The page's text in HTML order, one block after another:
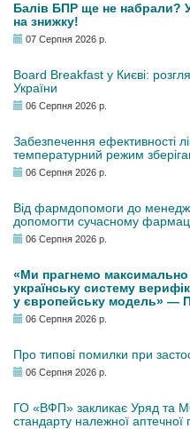
Балів БПР ще не набрали?
на знижку!
07 Серпня 2026 р.
Board Breakfast у Києві:
України
06 Серпня 2026 р.
Забезпечення ефективності
температурний режим
06 Серпня 2026 р.
Від фармдопомоги до
допомогти сучасному
06 Серпня 2026 р.
«Ми прагнемо максимально
українську систему
у європейську модель» —
06 Серпня 2026 р.
Про типові помилки при
06 Серпня 2026 р.
ГО «ВФП» закликає Уряд та
стандарту належної аптечної